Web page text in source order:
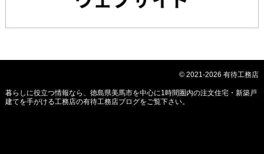
© 2021-2026 有待工務店
暮らしに役立つ情報なら、 徳島県美馬市を中心に1時間圏内の注文住宅・新築戸
建てを手がける工務店の有待工務店ブログをご覧下さい。